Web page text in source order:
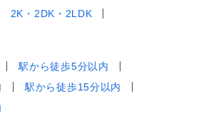
2K・2DK・2LDK
駅から徒歩5分以内
駅から徒歩15分以内